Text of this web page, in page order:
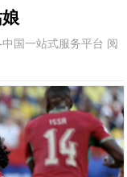
国一站式服务平台 阅